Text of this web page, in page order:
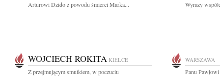
Arturowi Dzido z powodu śmierci Marka...
Wyrazy
WOJCIECH ROKITA KIELCE
Z przejmującym smutkiem, w poczuciu
WARSZAWA
Panu